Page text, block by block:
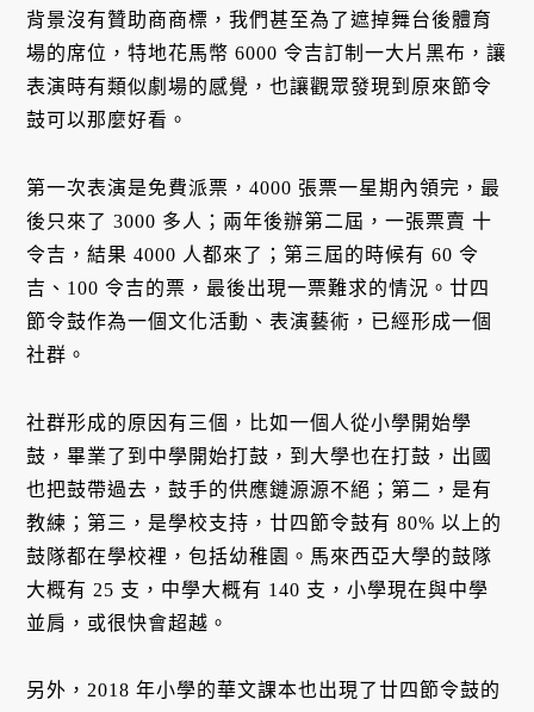
背景沒有贊助商商標，我們甚至為了遮掉舞台後體育
場的席位，特地花馬幣 6000 令吉訂制一大片黑布，讓
表演時有類似劇場的感覺，也讓觀眾發現到原來節令
鼓可以那麼好看。
第一次表演是免費派票，4000 張票一星期內領完，最
後只來了 3000 多人；兩年後辦第二屆，一張票賣 十
令吉，結果 4000 人都來了；第三屆的時候有 60 令
吉、100 令吉的票，最後出現一票難求的情況。廿四
節令鼓作為一個文化活動、表演藝術，已經形成一個
社群。
社群形成的原因有三個，比如一個人從小學開始學
鼓，畢業了到中學開始打鼓，到大學也在打鼓，出國
也把鼓帶過去，鼓手的供應鏈源源不絕；第二，是有
教練；第三，是學校支持，廿四節令鼓有 80% 以上的
鼓隊都在學校裡，包括幼稚園。馬來西亞大學的鼓隊
大概有 25 支，中學大概有 140 支，小學現在與中學
並肩，或很快會超越。
另外，2018 年小學的華文課本也出現了廿四節令鼓的